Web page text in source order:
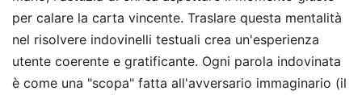
per calare la carta vincente. Traslare questa mentalità
nel risolvere indovinelli testuali crea un'esperienza
utente coerente e gratificante. Ogni parola indovinata
è come una "scopa" fatta all'avversario immaginario (il